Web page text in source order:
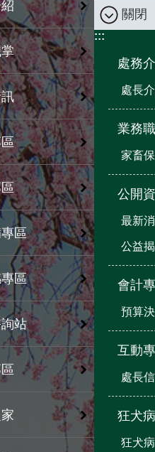
區
區
站
關閉
:::
處務
處長
業務
家畜
公開
最新
公益
會計
預算
互動
處長
狂犬
狂犬